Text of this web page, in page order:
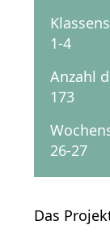
1-4
Anzahl
173
26-27
Das